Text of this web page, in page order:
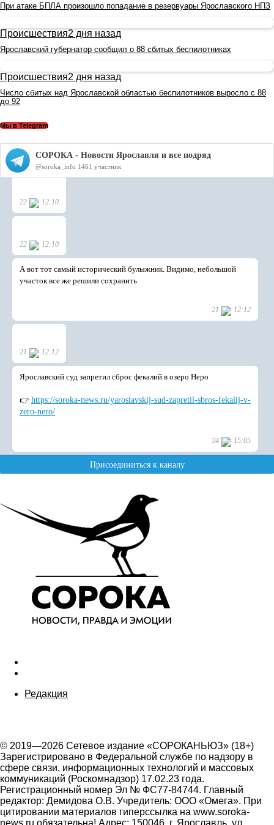
При атаке БПЛА произошло попадание в резервуары Ярославского НПЗ
Происшествия2 дня назад
Ярославский губернатор сообщил о 88 сбитых беспилотниках
Происшествия2 дня назад
Число сбитых над Ярославской областью беспилотников выросло с 88
до 92
Мы в Telegram
Редакция
© 2019—2026 Сетевое издание «СОРОКАНЬЮЗ» (18+)
Зарегистрировано в Федеральной службе по надзору в
сфере связи, информационных технологий и массовых
коммуникаций (Роскомнадзор) 17.02.23 года.
Регистрационный номер Эл № ФС77-84744. Главный
редактор: Демидова О.В. Учредитель: ООО «Омега». При
цитировании материалов гиперссылка на www.soroka-
news.ru обязательна! Адрес: 150046, г. Ярославль, ул.